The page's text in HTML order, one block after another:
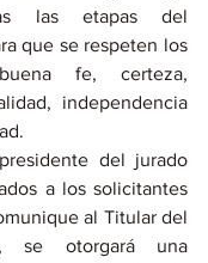
las etapas del
que se respeten los
fe, certeza,
independencia
del jurado
a los solicitantes
al Titular del
se otorgará una